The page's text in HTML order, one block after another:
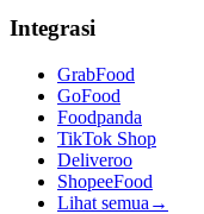
Integrasi
GrabFood
GoFood
Foodpanda
TikTok Shop
Deliveroo
ShopeeFood
Lihat semua →